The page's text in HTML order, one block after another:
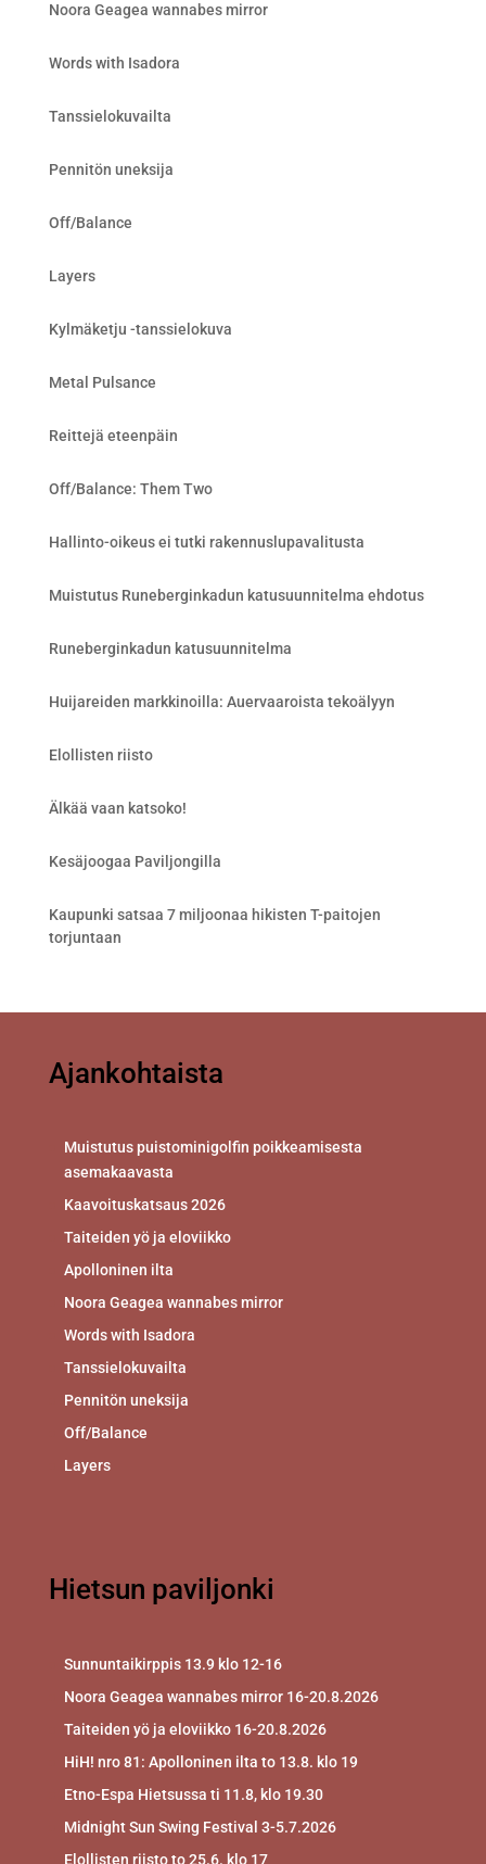
Noora Geagea wannabes mirror
Words with Isadora
Tanssielokuvailta
Pennitön uneksija
Off/Balance
Layers
Kylmäketju -tanssielokuva
Metal Pulsance
Reittejä eteenpäin
Off/Balance: Them Two
Hallinto-oikeus ei tutki rakennuslupavalitusta
Muistutus Runeberginkadun katusuunnitelma ehdotus
Runeberginkadun katusuunnitelma
Huijareiden markkinoilla: Auervaaroista tekoälyyn
Elollisten riisto
Älkää vaan katsoko!
Kesäjoogaa Paviljongilla
Kaupunki satsaa 7 miljoonaa hikisten T-paitojen
torjuntaan
Ajankohtaista
Muistutus puistominigolfin poikkeamisesta
asemakaavasta
Kaavoituskatsaus 2026
Taiteiden yö ja eloviikko
Apolloninen ilta
Noora Geagea wannabes mirror
Words with Isadora
Tanssielokuvailta
Pennitön uneksija
Off/Balance
Layers
Hietsun paviljonki
Sunnuntaikirppis 13.9 klo 12-16
Noora Geagea wannabes mirror 16-20.8.2026
Taiteiden yö ja eloviikko 16-20.8.2026
HiH! nro 81: Apolloninen ilta to 13.8. klo 19
Etno-Espa Hietsussa ti 11.8, klo 19.30
Midnight Sun Swing Festival 3-5.7.2026
Elollisten riisto to 25.6. klo 17